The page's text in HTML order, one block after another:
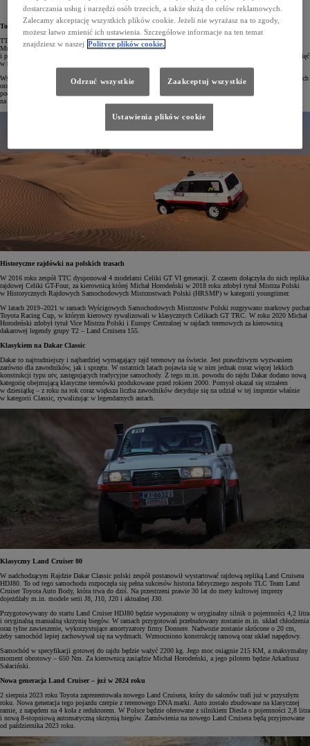
Toyota Team Classic
TTC, czyli Toyota Team Classic, to sportowy projekt, który powstał w 2016 roku z inicjatywy Roberta
Mularczyka, szefa komunikacji Toyota Central Europe, oraz Michała Horodeńskiego, kierowcy rajdowego
i pasjonata motorsportu. TTC odwołuje się do motorsportowej historii Toyoty i jej niezapomnianych osiągnięć
w rajdach i wyścigach.
Wśród głównych zadań zespołu wymienić należy rywalizację w różnych dyscyplinach sportów samochodowych
oraz prezentację historycznych i aktualnych sportowych modeli Toyoty. TTC angażuje się też w działania
podnoszące świadomość kierowców z zakresu bezpieczeństwa na drogach. Organizuje także zawody i treningi
na torach, zloty i prezentacje.
Historyczne rajdówki na polskich trasach
W 2016 roku zespół TTC dysponował 4 modelami Celiki GT VI generacji. Z czasem dołączyła do nich replika
rajdowej Celiki GT-Four, za kierownicą której Michał Horodeński w 2018 roku zdobył tytuł Mistrza Polski
w Historycznych Rajdowych Samochodowych Mistrzostwach Polski (HRSMP) w kategorii youngtimer.
W latach 2019–2021 w ramach Wyścigowych Samochodowych Mistrzostw Polski rozgrywano markowy puchar
Toyota Racing Cup, w którym kierowcy rywalizowali w klasycznych Celikach GT TRC. W roku 2020 Michał
Horodeński zdobył tytuł Vice Mistrza Polski i Europy Centralnej w rajdach terenowych za kierownicą
dakarowej legendy grupy T2 – Land Cruisera 155.
Klasykiem na Dakar Classic
Dakar to najtrudniejszy i najbardziej wymagający rajd terenowy na świecie. Jest prawdziwym wyzwaniem
zarówno dla zawodników, jak i sprzętu. W ostatnich latach pojawia się w nim jednak coraz więcej lekkich
konstrukcji typu utv, zastępujących tradycyjne samochody. Z tego m.in. powodu do rajdu Dakar dodano nową
kategorię obejmującą klasyczne terenówki produkowane przed rokiem 2000. Pomysł okazał się strzałem
w dziesiątkę – z roku na rok coraz większa liczba zawodników decyduje się na udział w tej imprezie właśnie
w kategorii Classic, rywalizując w legendarnych autach.
Klasyczny Land Cruiser 80
W nadchodzącym Rajdzie Dakar Classic polski zespół postanowił wystartować rajdową repliką Land Cruisera
HDJ80. To od tego samochodu rozpoczęła się pełna sukcesów historia fabrycznego zespołu TLC Team Land
Cruiser Toyota Auto Body, która trwa do dziś. Na przestrzeni prawie 30 lat do mety kultowej imprezy
dojeżdżały m.in. modele serii J8, J10, J20 i aktualnej J30.
Przygotowywany do startu Land Cruiser HDJ80 będzie wyposażony w oryginalny silnik o pojemności 4,2 litra
i oryginalną manualną skrzynię biegów. W ramach przygotowań przebudowany zostanie m.in. układ chłodzenia
oraz tylne zawieszenie, wykorzystujące amortyzatory firmy Donnere. Nadwozie zostanie skrócone o 20 cm,
żeby samochód lepiej zachowywał się na wydmach. Wzmocniono konstrukcję ramową oraz układ napędowy.
Samochód w specyfikacji gotowej do rajdu będzie ważyć 2200 kg. Jego moc osiągnie 215 KM, a maksymalny
moment obrotowy – 650 Nm. Za kierownicą zasiądzie Michał Horodeński, a jego pilotem będzie Arkadiusz
Sałaciński.
Nowa generacja Land Cruiser – już w 2024 roku
2 sierpnia 2023 roku Toyota zaprezentowała nowego Land Cruisera, który do salonów trafi już w przyszłym
roku. Nowa generacja tego pojazdu czerpie z terenowego DNA marki. Auto zostało zbudowane na klasycznej
ramie, z napędem na 4 koła z reduktorem. W Polsce będzie oferowane z silnikiem Diesla o pojemności 2,8 litra
i nową 8-stopniową automatyczną skrzynią biegów. Zamówienia na nowego Land Cruisera będą przyjmowane
od października 2023 roku.
dostarczania usług i narzędzi osób trzecich, a także służą do celów reklamowych.
Zalecamy akceptację wszystkich plików cookie. Jeżeli nie wyrażasz na to zgody,
możesz łatwo zmienić ich ustawienia. Szczegółowe informacje na ten temat
znajdziesz w naszej Polityce plików cookie.
Odrzuć wszystkie Zaakceptuj wszystkie
Ustawienia plików cookie